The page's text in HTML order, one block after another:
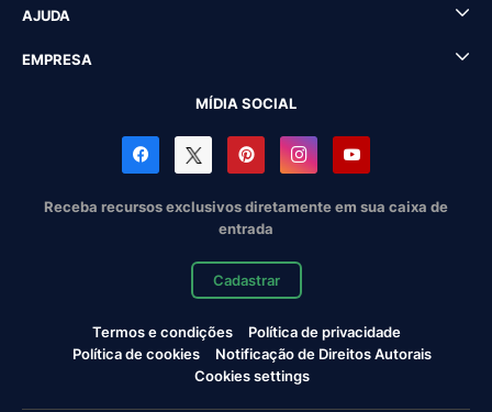
AJUDA
EMPRESA
MÍDIA SOCIAL
Receba recursos exclusivos diretamente em sua caixa de
entrada
Cadastrar
Termos e condições
Política de privacidade
Política de cookies
Notificação de Direitos Autorais
Cookies settings